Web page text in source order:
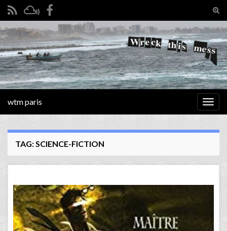
Search for:
wtm paris
TAG:SCIENCE-FICTION